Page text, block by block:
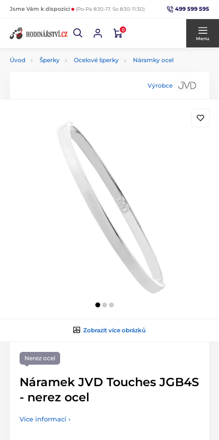
Jsme Vám k dispozici (Po-Pá 8:30-17, So 8:30-11:30) 499 599 595
0
Menu
Úvod Šperky Ocelové šperky Náramky ocel
Výrobce
Zobrazit více obrázků
Nerez ocel
Náramek JVD Touches JGB4S
- nerez ocel
Více informací ›